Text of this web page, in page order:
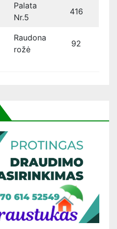
Palata
Nr.5
416
Raudona
rožė
92